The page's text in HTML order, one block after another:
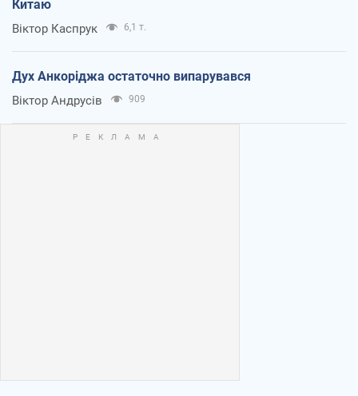
Китаю
Віктор Каспрук 6,1 т.
Дух Анкоріджа остаточно випарувався
Віктор Андрусів 909